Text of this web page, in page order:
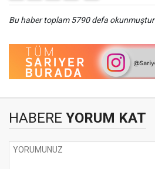
Bu haber toplam 5790 defa okunmuştur
HABERE YORUM KAT